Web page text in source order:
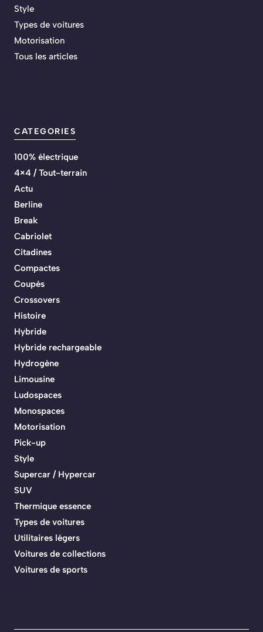
Style
Types de voitures
Motorisation
Tous les articles
CATEGORIES
100% électrique
4×4 / Tout-terrain
Actu
Berline
Break
Cabriolet
Citadines
Compactes
Coupés
Crossovers
Histoire
Hybride
Hybride rechargeable
Hydrogène
Limousine
Ludospaces
Monospaces
Motorisation
Pick-up
Style
Supercar / Hypercar
SUV
Thermique essence
Types de voitures
Utilitaires légers
Voitures de collections
Voitures de sports